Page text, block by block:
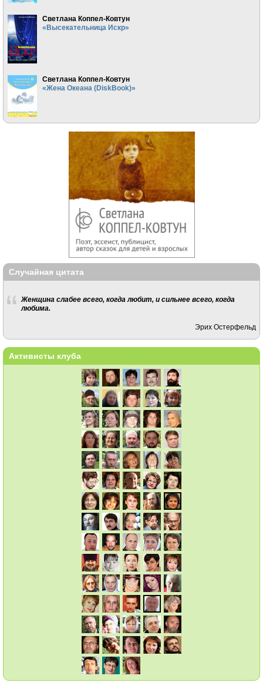
Светлана Коппел-Ковтун
«Высекательница Искр»
Светлана Коппел-Ковтун
«Жена Океана (DiskBook)»
Случайная цитата
Женщина слабее всего, когда любит, и сильнее всего, когда
любима.
Эрих Остерфельд
Активисты клуба